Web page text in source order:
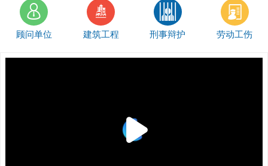
顾问单位 建筑工程 刑事辩护 劳动工伤